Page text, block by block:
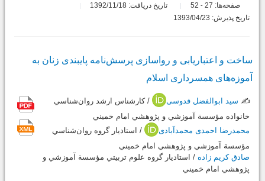
صفحه‌ها: 27
-
تاریخ دریافت: 1392/11/18
تاریخ پذیرش: 1393/04/23
ساخت و اعتباریابی و رواسازی پرسش‌نامه پایبندی زنان به
آموزه‌های همسرداری اسلام
✍️ سید ابوالفضل قدوسی
/ كارشناس ارشد روان‌شناسي
خانواده مؤسسة آموزشي و پژوهشي امام خميني
محمدرضا احمدی محمدآبادی
/ استاديار گروه ‌روان‌شناسي
مؤسسة آموزشي و پژوهشي امام خميني
صادق کریم زاده / استاديار گروه علوم تربيتي مؤسسة آموزشي و
پژوهشي امام خميني